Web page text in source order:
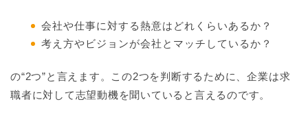
会社や仕事に対する熱意はどれくらいあるか？
考え方やビジョンが会社とマッチしているか？
の“2つ”と言えます。この2つを判断するために、企業は求
職者に対して志望動機を聞いていると言えるのです。